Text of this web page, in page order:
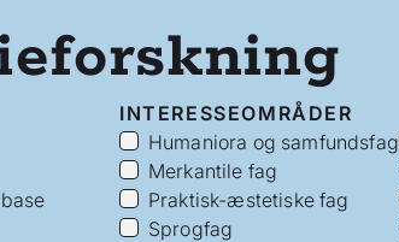
INTERESSEOMRÅDER
Humaniora og samfundsfag
Merkantile fag
Praktisk-æstetiske fag
Sprogfag